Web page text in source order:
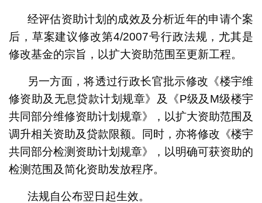
经评估资助计划的成效及分析近年的申请个案
后，草案建议修改第4/2007号行政法规，尤其是
修改基金的宗旨，以扩大资助范围至更新工程。
另一方面，将透过行政长官批示修改《楼宇维
修资助及无息贷款计划规章》及《P级及M级楼宇
共同部分维修资助计划规章》，以扩大资助范围及
调升相关资助及贷款限额。同时，亦将修改《楼宇
共同部分检测资助计划规章》，以明确可获资助的
检测范围及简化资助发放程序。
法规自公布翌日起生效。